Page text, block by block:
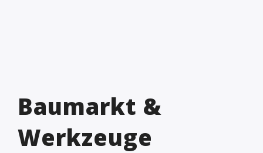
Baumarkt &
Werkzeuge